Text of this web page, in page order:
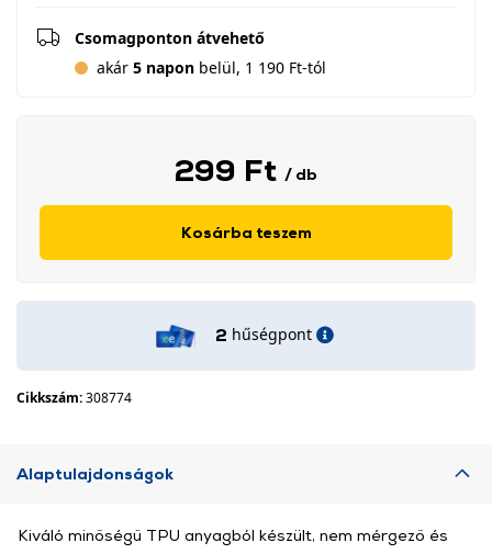
Csomagponton átvehető
akár 5 napon belül, 1 190 Ft-tól
299 Ft / db
Kosárba teszem
2 hűségpont
Cikkszám:308774
Alaptulajdonságok
Kiváló minőségű TPU anyagból készült, nem mérgező és